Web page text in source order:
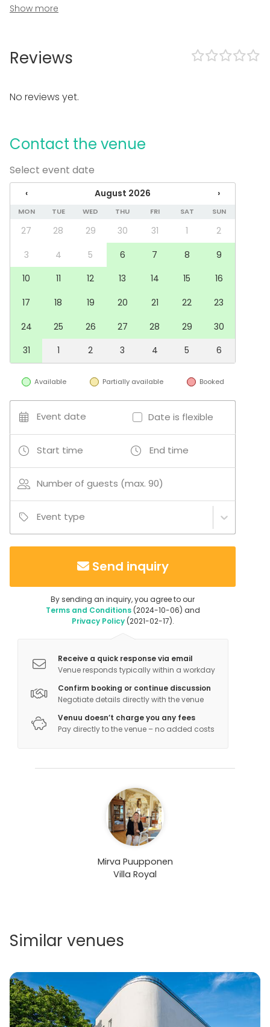
TV / Screen
Terrace
Sauna
Whiteboard / Flip chart
Event types
Wedding
Spa / Wellness / Sauna
Meeting
Conference / Seminar
Fair / Exhibition
Recreation
Experience / Activity
Christmas Party
Banquet hall
Meeting room
Villa / Mansion
Activities
Cooking / Cocktail lessons
Additional information about services and facilities
Spa-sviittiin kuuluu romanttinen ja ylellinen
makuuhuone sekä roomalainen kylpyläosasto.
Makuuhuoneessa on 1,80 cm parisänky kuninkaallisille
yöunille, tv ja minibaari. Roomalaisessa
kylpyläosastossa on sauna, iso pyöreä poreamme ja
joten majoittua voi 3 henkilöä.
Additional information about activities
VIINIMAISTELUILLAT
Uutena osana toimintaamme ovat Villan
tuodaan omana maahantuontina Suomeen. Rennot
6-12 henkilölle kerrallaan ja niihin sisältyy viinien ja
esittelyn lisäksi muuta tarjoilua.
Show more
Reviews
No reviews yet.
Contact the venue
Select event date
‹ August 2026 ›
MON TUE WED THU FRI SAT SUN
27 28 29 30 31 1
2
3
4 5 6 7 8
9
10
11 12 13 14 15
16
17
18 19 20 21 22
23
24
25 26 27 28 29
30
31
1 2 3 4 5 6
Available Partially available Booked
Event date Date is flexible
Start time End time
Number of guests (max. 90)
Event type
Send inquiry
By sending an inquiry, you agree to our
Terms and Conditions(2024-10-06) and
Privacy Policy(2021-02-17).
Receive a quick response via email
Venue responds typically within a workday
Confirm booking or continue discussion
Negotiate details directly with the venue
Venuu doesn’t charge you any fees
Pay directly to the venue – no added costs
Mirva Puupponen
Villa Royal
Similar venues